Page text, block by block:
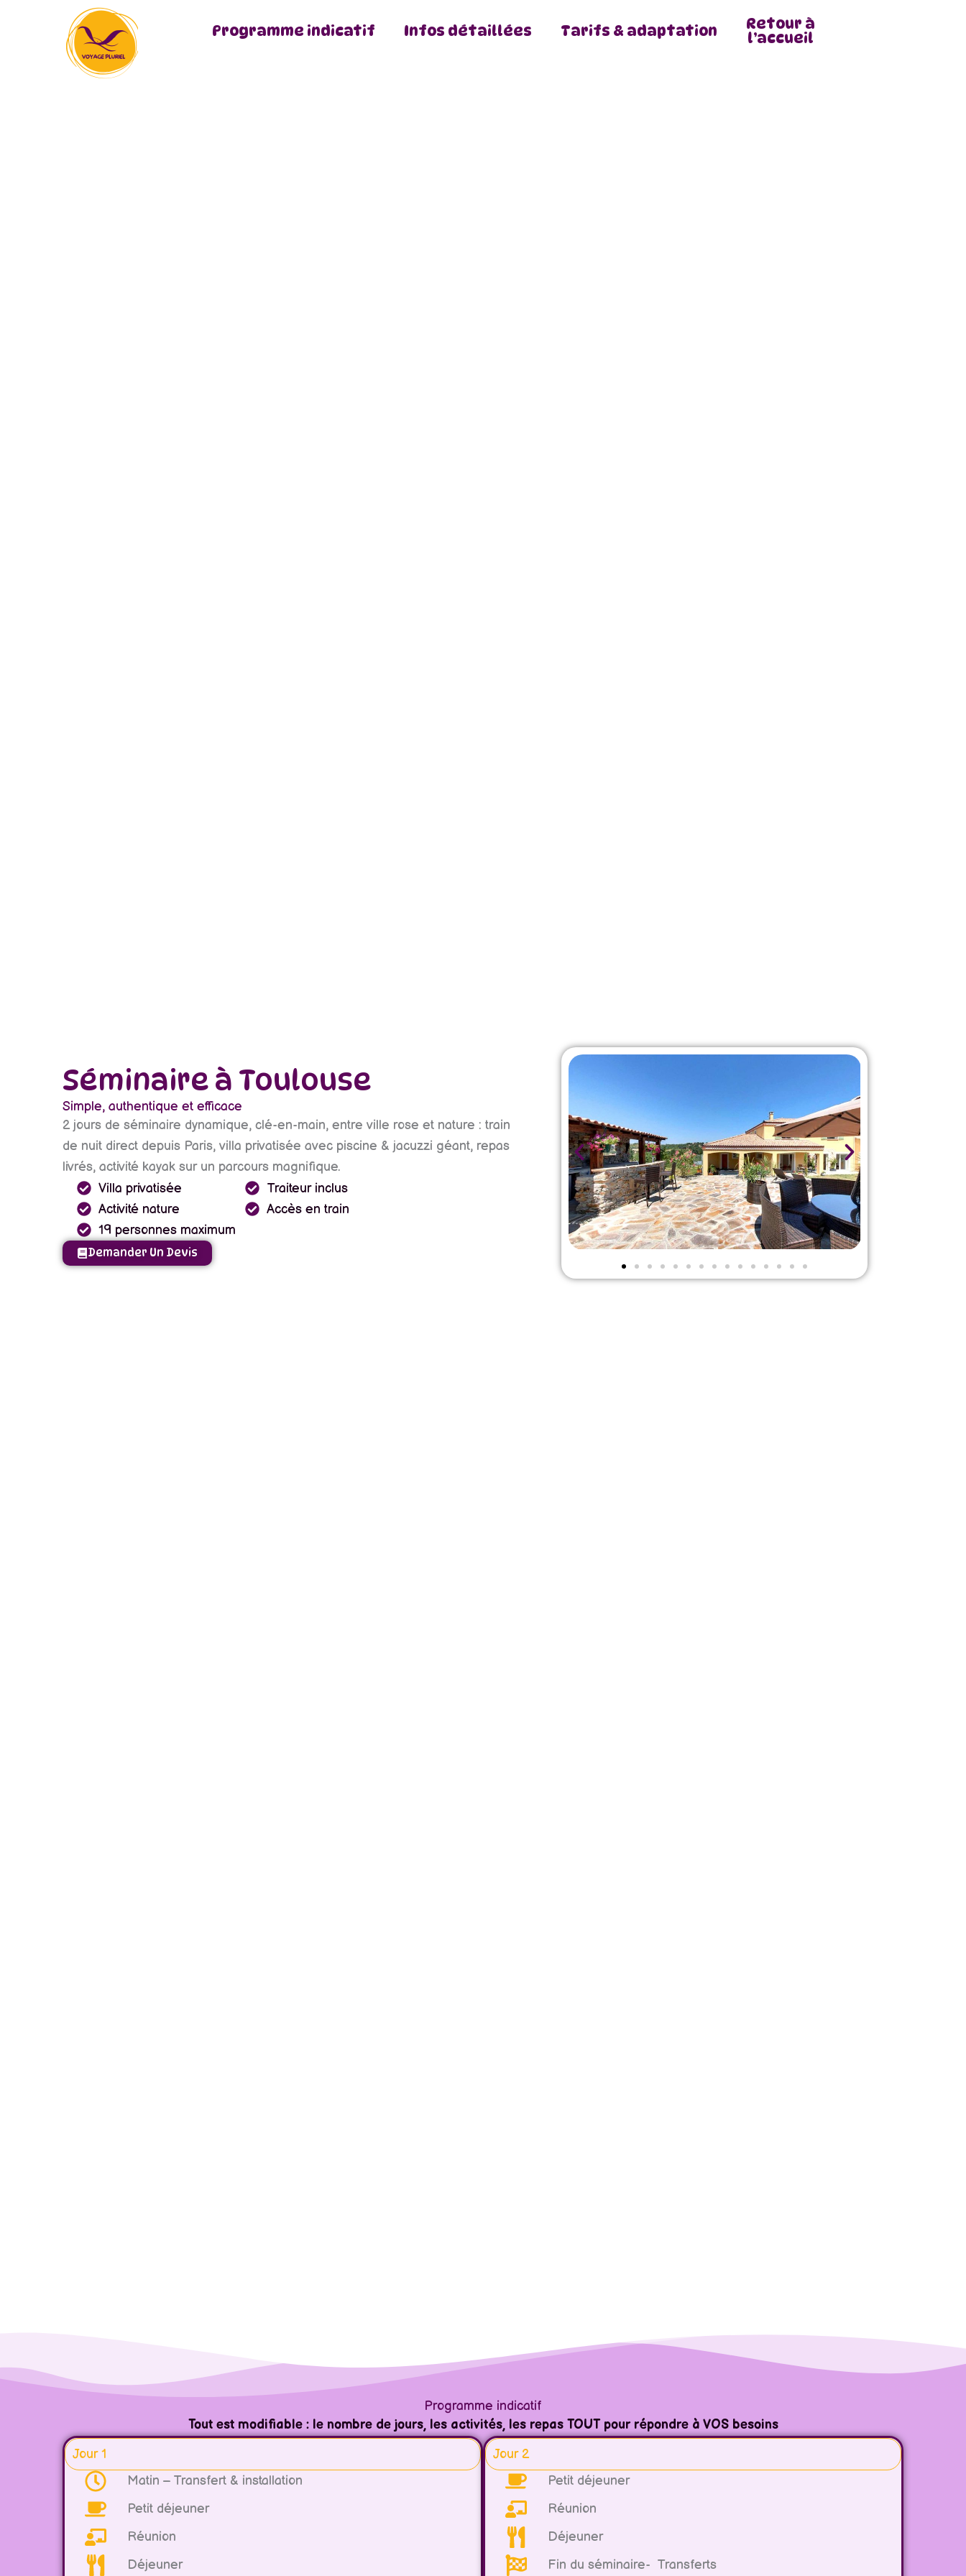
Programme indicatif Infos détaillées Tarifs & adaptation
Retour à
l’accueil
Séminaire à Toulouse
Simple, authentique et efficace
2 jours de séminaire dynamique, clé-en-main, entre ville rose et nature : train
de nuit direct depuis Paris, villa privatisée avec piscine & jacuzzi géant, repas
livrés, activité kayak sur un parcours magnifique.
Villa privatisée
Traiteur inclus
Activité nature
Accès en train
19 personnes maximum
Demander Un Devis
Programme indicatif
Tout est modifiable : le nombre de jours, les activités, les repas TOUT pour répondre à VOS besoins
Jour 1
Matin – Transfert & installation
Petit déjeuner
Réunion
Déjeuner
Jour 2
Petit déjeuner
Réunion
Déjeuner
Fin du séminaire- Transferts